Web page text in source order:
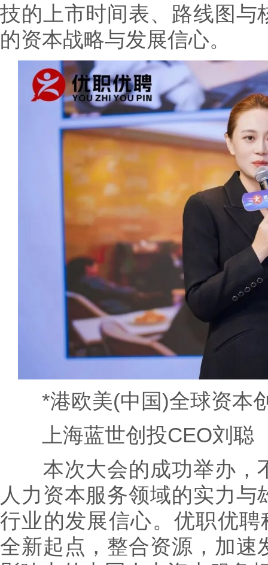
技的上市时间表、路线图与
的资本战略与发展信心。
*港欧美(中国)全球资本
上海蓝世创投CEO刘聪
本次大会的成功举办，
人力资本服务领域的实力
行业的发展信心。优职优
全新起点，整合资源，加